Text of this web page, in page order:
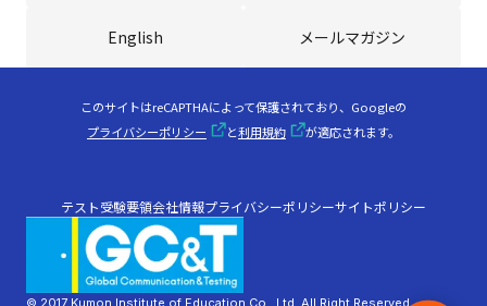
English メールマガジン
このサイトはreCAPTHAによって保護されており、Googleの
プライバシーポリシー
と利用規約 が適応されます。
テスト受験要領会社情報プライバシーポリシーサイトポリシー
© 2017 Kumon Institute of Education Co., Ltd. All Right Reserved.